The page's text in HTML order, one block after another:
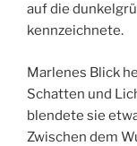
auf die
kennzeichnete.
Marlenes Blick
Schatten und
blendete sie
Zwischen dem